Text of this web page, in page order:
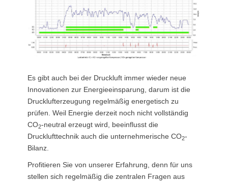
Es gibt auch bei der Druckluft immer wieder neue
Innovationen zur Energie­einsparung, darum ist die
Drucklufterzeugung regelmäßig energetisch zu
prüfen. Weil Energie derzeit noch nicht vollständig
CO2-neutral erzeugt wird, beeinflusst die
Drucklufttechnik auch die unternehmerische CO2-
Bilanz.
Profitieren Sie von unserer Erfahrung, denn für uns
stellen sich regelmäßig die zentralen Fragen aus